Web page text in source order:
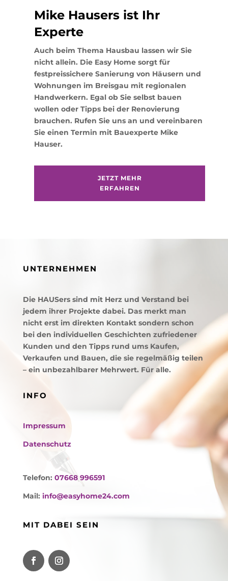
Mike Hausers ist Ihr
Experte
Auch beim Thema Hausbau lassen wir Sie
nicht allein. Die Easy Home sorgt für
festpreissichere Sanierung von Häusern und
Wohnungen im Breisgau mit regionalen
Handwerkern. Egal ob Sie selbst bauen
wollen oder Tipps bei der Renovierung
brauchen. Rufen Sie uns an und vereinbaren
Sie einen Termin mit Bauexperte Mike
Hauser.
JETZT MEHR
ERFAHREN
UNTERNEHMEN
Die HAUSers sind mit Herz und Verstand bei
jedem ihrer Projekte dabei. Das merkt man
nicht erst im direkten Kontakt sondern schon
bei den individuellen Geschichten zufriedener
Kunden und den Tipps rund ums Kaufen,
Verkaufen und Bauen, die sie regelmäßig teilen
– ein unbezahlbarer Mehrwert. Für alle.
INFO
Impressum
Datenschutz
Telefon: 07668 996591
Mail: info@easyhome24.com
MIT DABEI SEIN
FacebookInstagram